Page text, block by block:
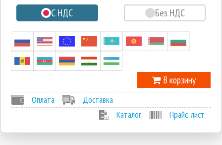
-1
С НДС Без НДС
В корзину
Оплата
Доставка
Каталог
Прайс-лист